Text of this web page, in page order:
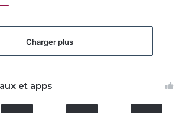
Charger plus
et apps